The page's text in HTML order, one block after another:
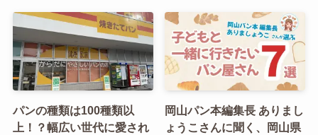
パンの種類は100種類以
上！？幅広い世代に愛され
岡山パン本編集長 ありまし
ょうこさんに聞く、岡山県